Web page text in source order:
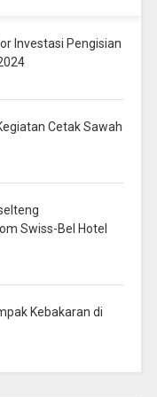
Investasi Pengisian
Cetak Sawah
Swiss-Bel Hotel
Kebakaran di